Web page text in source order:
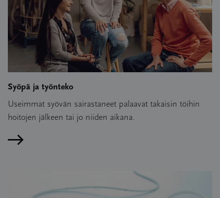
Syöpä ja työnteko
Useimmat syövän sairastaneet palaavat takaisin töihin
hoitojen jälkeen tai jo niiden aikana.
Lue artikkeli